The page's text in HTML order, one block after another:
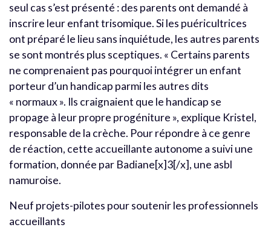
seul cas s’est présenté : des parents ont demandé à
inscrire leur enfant trisomique. Si les puéricultrices
ont préparé le lieu sans inquiétude, les autres parents
se sont montrés plus sceptiques. « Certains parents
ne comprenaient pas pourquoi intégrer un enfant
porteur d’un handicap parmi les autres dits
« normaux ». Ils craignaient que le handicap se
propage à leur propre progéniture », explique Kristel,
responsable de la crèche. Pour répondre à ce genre
de réaction, cette accueillante autonome a suivi une
formation, donnée par Badiane[x]3[/x], une asbl
namuroise.
Neuf projets-pilotes pour soutenir les professionnels
accueillants